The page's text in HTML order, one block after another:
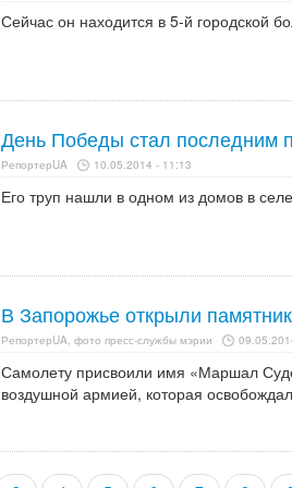
Сейчас он находится в 5-й городской
День Победы стал последним
РепортерUA 10.05.2014 - 11:13
Его труп нашли в одном из домов в
В Запорожье открыли
РепортерUA, фото пресс-службы мэрии
Самолету присвоили имя «Маршал
воздушной армией, которая